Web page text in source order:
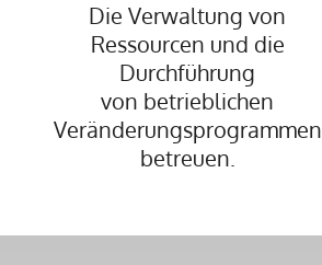
Die Verwaltung von
Ressourcen und die
Durchführung
von betrieblichen
Veränderungsprogrammen
betreuen.